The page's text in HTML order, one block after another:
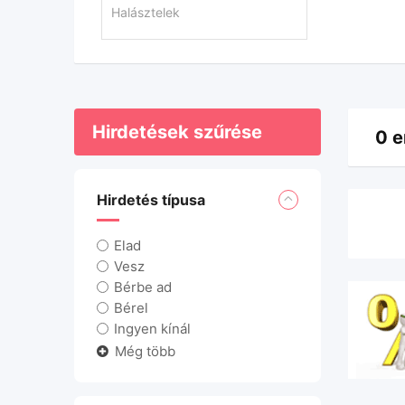
Hirdetések szűrése
Hirdetés típusa
Elad
Vesz
Bérbe ad
Bérel
Ingyen kínál
Még több
0